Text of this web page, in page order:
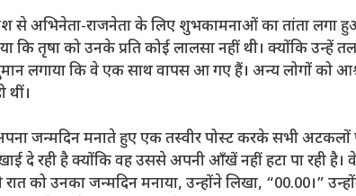
से अभिनेता-राजनेता के लिए शुभकामनाओं का तांता लगा
तृषा को उनके प्रति कोई लालसा नहीं थी। क्योंकि उन्हें
लगाया कि वे एक साथ वापस आ गए हैं। अन्य लोगों को
थीं।
जन्मदिन मनाते हुए एक तस्वीर पोस्ट करके सभी अटकलों
दे रही है क्योंकि वह उससे अपनी आँखें नहीं हटा पा रही
को उनका जन्मदिन मनाया, उन्होंने लिखा, “00.00।”